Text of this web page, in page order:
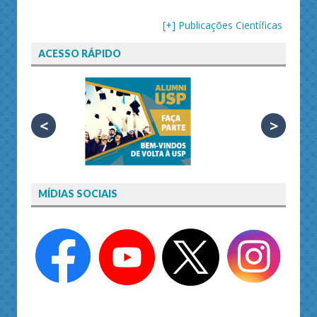
[+] Publicações Científicas
ACESSO RÁPIDO
< >
MÍDIAS SOCIAIS